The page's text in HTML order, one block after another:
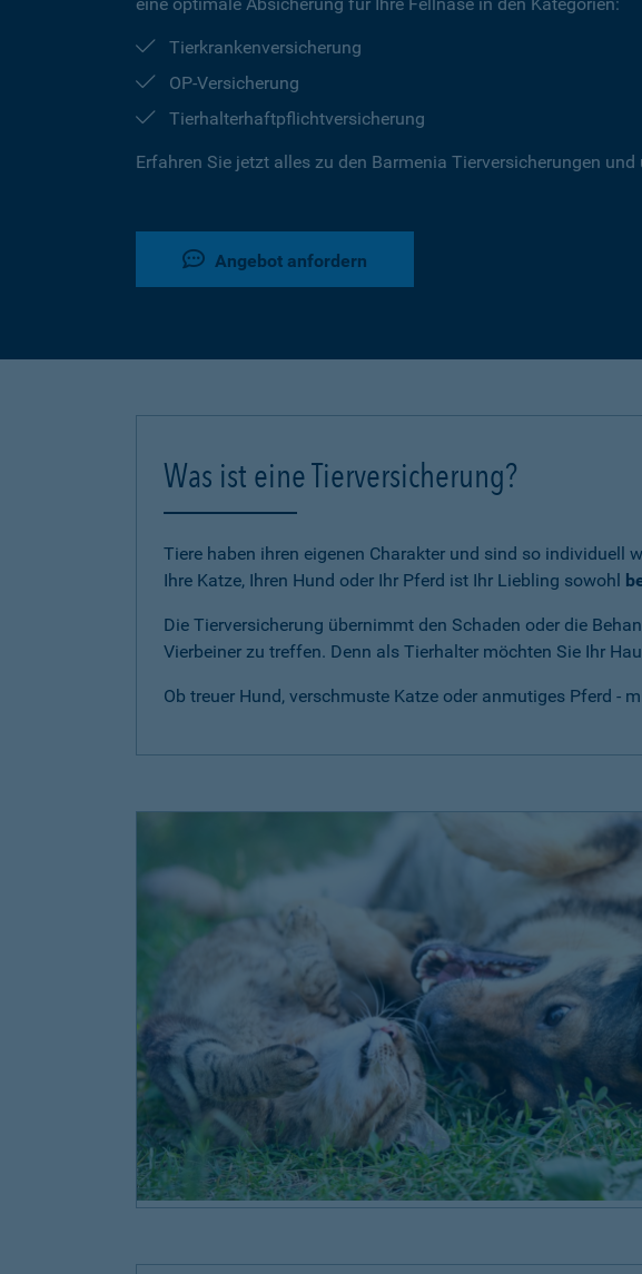
Tierkrankenversicherung
OP-Versicherung
Tierhalterhaftpflichtversicherung
Erfahren Sie jetzt alles zu den Barmenia Tierversicherungen
Angebot anfordern
Was ist eine Tierversicherung?
Tiere haben ihren eigenen Charakter und sind so individuell
Ihre Katze, Ihren Hund oder Ihr Pferd ist Ihr Liebling sowohl
Die Tierversicherung übernimmt den Schaden oder die
Vierbeiner zu treffen. Denn als Tierhalter möchten Sie Ihr
Ob treuer Hund, verschmuste Katze oder anmutiges Pferd -